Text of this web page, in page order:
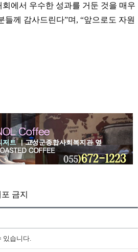
에서 우수한 성과를 거둔 것을 매우
들께 감사드린다”며 , “앞으로도 자원
금지
있습니다.